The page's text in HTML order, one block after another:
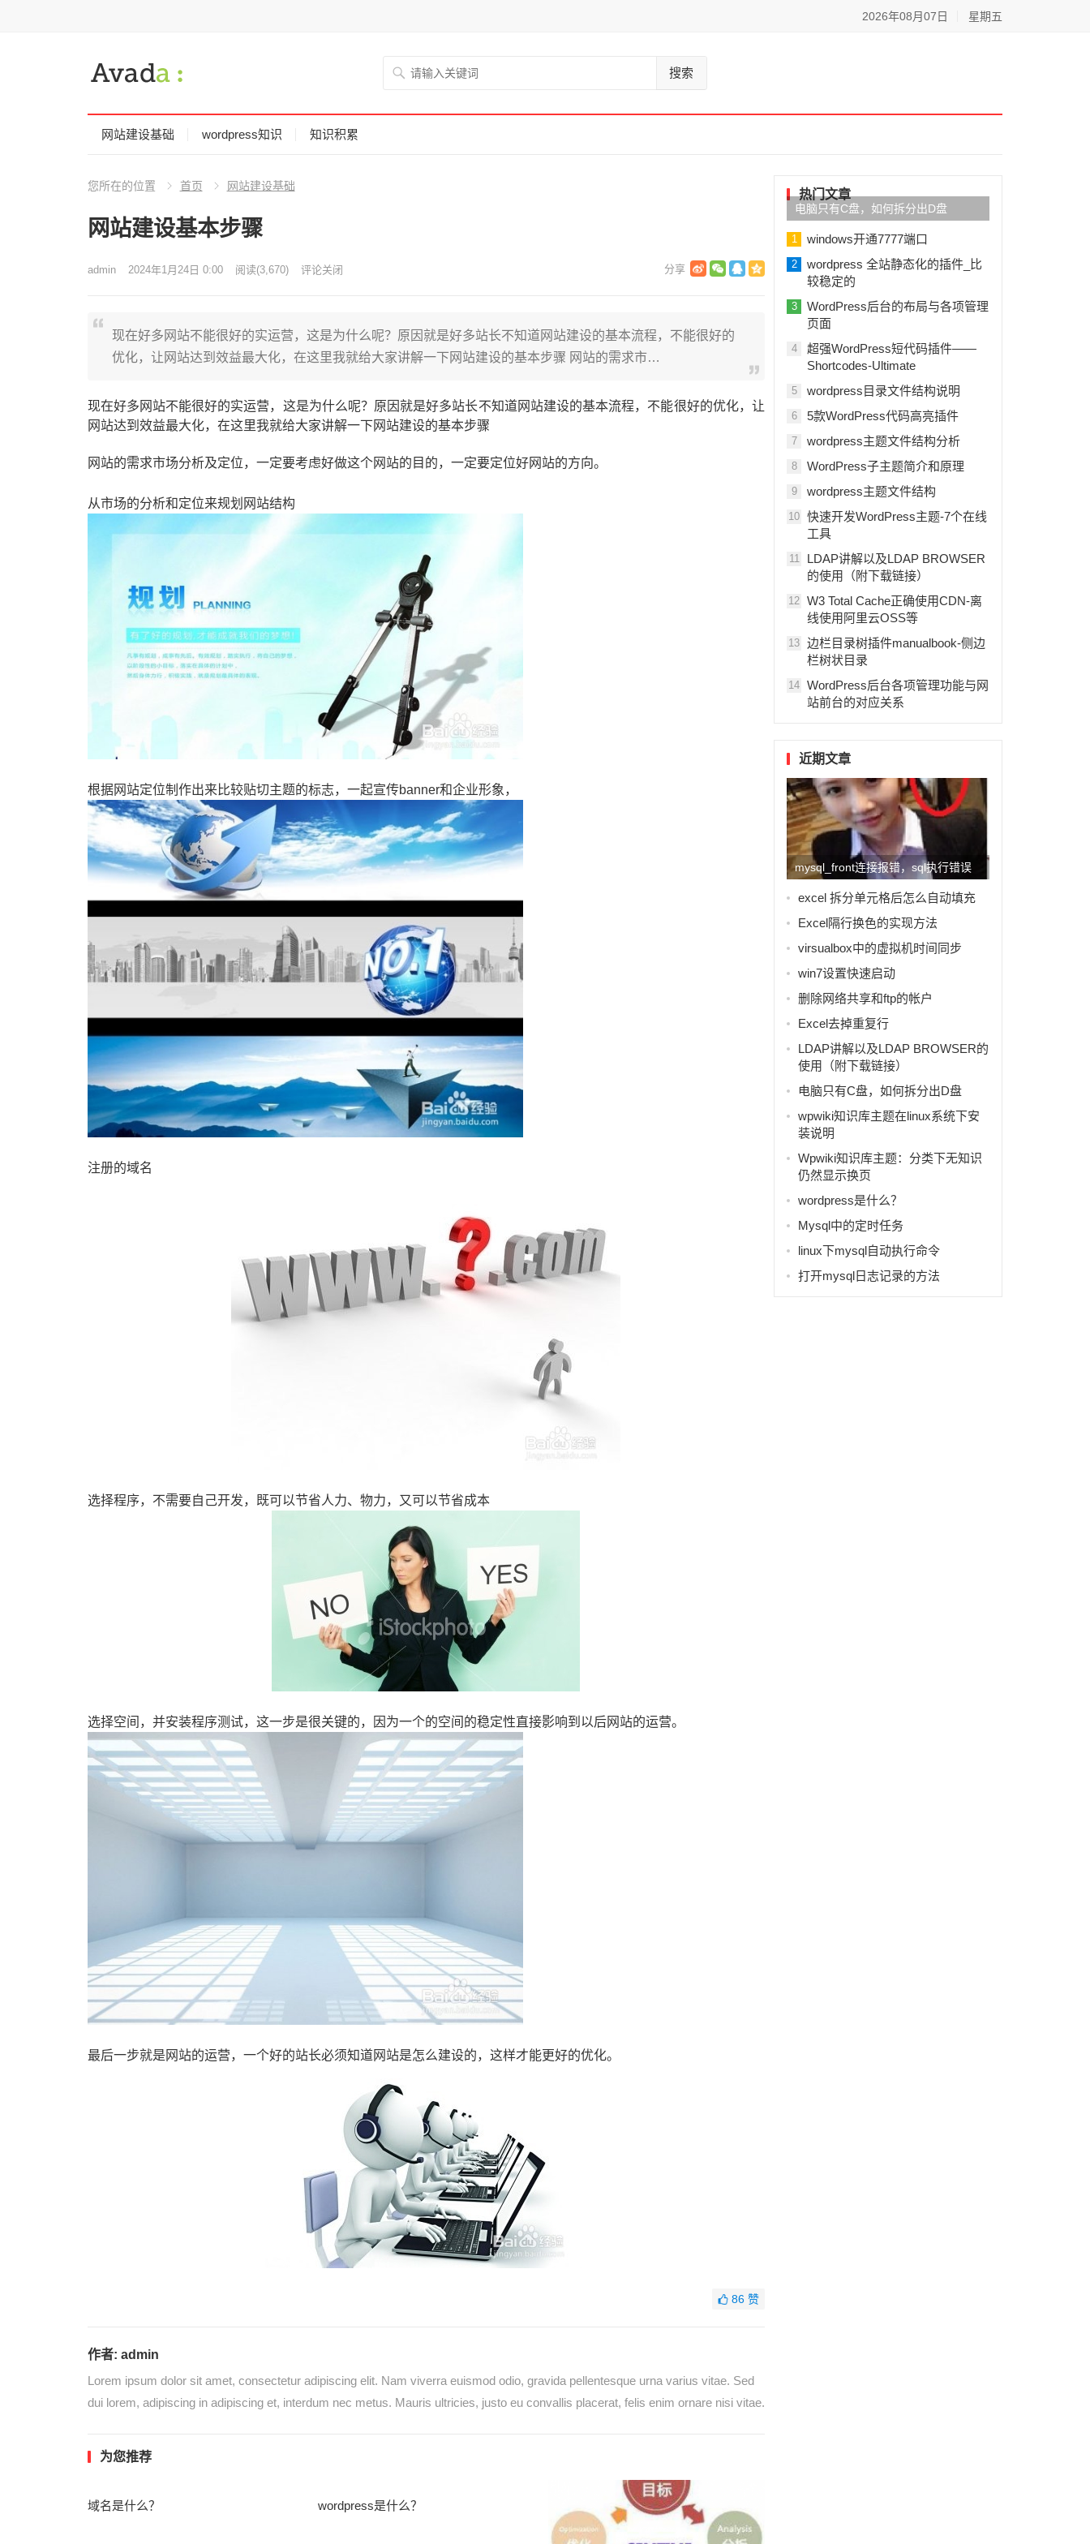
2026年08月07日 星期五
搜索
网站建设基础 wordpress知识 知识积累
您所在的位置 首页 网站建设基础
网站建设基本步骤
admin 2024年1月24日 0:00 阅读(3,670) 评论关闭
现在好多网站不能很好的实运营，这是为什么呢？原因就是好多站长不知道网站建设的基本流程，不能很好的
优化，让网站达到效益最大化，在这里我就给大家讲解一下网站建设的基本步骤 网站的需求市…
现在好多网站不能很好的实运营，这是为什么呢？原因就是好多站长不知道网站建设的基本流程，不能很好的优化，让
网站达到效益最大化，在这里我就给大家讲解一下网站建设的基本步骤
网站的需求市场分析及定位，一定要考虑好做这个网站的目的，一定要定位好网站的方向。
从市场的分析和定位来规划网站结构
根据网站定位制作出来比较贴切主题的标志，一起宣传banner和企业形象，
注册的域名
选择程序，不需要自己开发，既可以节省人力、物力，又可以节省成本
选择空间，并安装程序测试，这一步是很关键的，因为一个的空间的稳定性直接影响到以后网站的运营。
最后一步就是网站的运营，一个好的站长必须知道网站是怎么建设的，这样才能更好的优化。
86 赞
作者: admin
Lorem ipsum dolor sit amet, consectetur adipiscing elit. Nam viverra euismod odio, gravida pellentesque urna varius vitae. Sed
dui lorem, adipiscing in adipiscing et, interdum nec metus. Mauris ultricies, justo eu convallis placerat, felis enim ornare nisi vitae.
为您推荐
域名是什么？ wordpress是什么？
热门文章
电脑只有C盘，如何拆分出D盘
1 windows开通7777端口
2
wordpress 全站静态化的插件_比
较稳定的
3
WordPress后台的布局与各项管理
页面
4
超强WordPress短代码插件——
Shortcodes-Ultimate
5 wordpress目录文件结构说明
6 5款WordPress代码高亮插件
7 wordpress主题文件结构分析
8 WordPress子主题简介和原理
9 wordpress主题文件结构
10
快速开发WordPress主题-7个在线
工具
11
LDAP讲解以及LDAP BROWSER
的使用（附下载链接）
12
W3 Total Cache正确使用CDN-离
线使用阿里云OSS等
13
边栏目录树插件manualbook-侧边
栏树状目录
14
WordPress后台各项管理功能与网
站前台的对应关系
近期文章
mysql_front连接报错，sql执行错误
#3167的解...
excel 拆分单元格后怎么自动填充
Excel隔行换色的实现方法
virsualbox中的虚拟机时间同步
win7设置快速启动
删除网络共享和ftp的帐户
Excel去掉重复行
LDAP讲解以及LDAP BROWSER的
使用（附下载链接）
电脑只有C盘，如何拆分出D盘
wpwiki知识库主题在linux系统下安
装说明
Wpwiki知识库主题：分类下无知识
仍然显示换页
wordpress是什么？
Mysql中的定时任务
linux下mysql自动执行命令
打开mysql日志记录的方法